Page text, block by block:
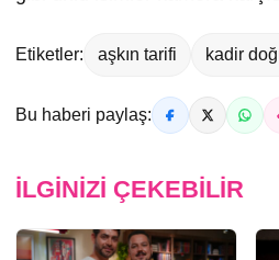
Etiketler: aşkın tarifi kadir
Bu haberi paylaş:
İLGINIZI ÇEKEBILIR